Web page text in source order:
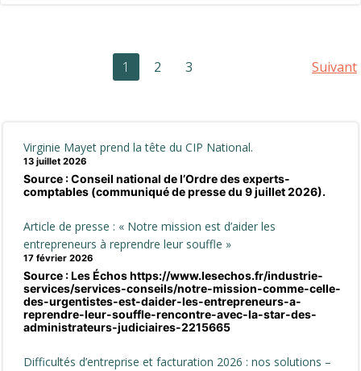
Page
1 Page
2 Page
3 Suivant
Virginie Mayet prend la tête du CIP National.
13 juillet 2026
Source : Conseil national de l’Ordre des experts-
comptables (communiqué de presse du 9 juillet 2026).
Article de presse : « Notre mission est d’aider les
entrepreneurs à reprendre leur souffle »
17 février 2026
Source : Les Échos https://www.lesechos.fr/industrie-
services/services-conseils/notre-mission-comme-celle-
des-urgentistes-est-daider-les-entrepreneurs-a-
reprendre-leur-souffle-rencontre-avec-la-star-des-
administrateurs-judiciaires-2215665
Difficultés d’entreprise et facturation 2026 : nos solutions –